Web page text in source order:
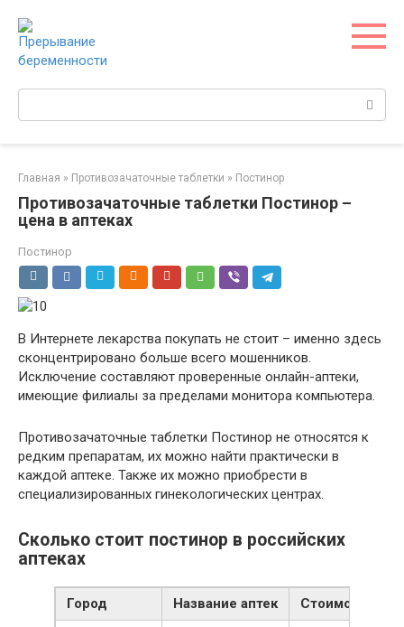
контенту
Главная » Противозачаточные таблетки » Постинор
Противозачаточные таблетки Постинор –
цена в аптеках
Постинор
В Интернете лекарства покупать не стоит – именно здесь
сконцентрировано больше всего мошенников.
Исключение составляют проверенные онлайн-аптеки,
имеющие филиалы за пределами монитора компьютера.
Противозачаточные таблетки Постинор не относятся к
редким препаратам, их можно найти практически в
каждой аптеке. Также их можно приобрести в
специализированных гинекологических центрах.
Сколько стоит постинор в российских
аптеках
Город Название аптек Стоимость